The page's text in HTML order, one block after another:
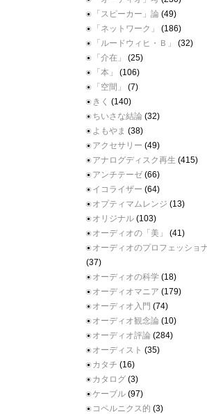
「スピーカー」論 (49)
「ネットワーク」
(186)
「ルードウィヒ・Ｂ」
(32)
「介在」
(25)
「本」
(106)
「空間」
(7)
きく (140)
ちいさな結論 (32)
よもやま (38)
アクセサリー (49)
アナログディスク再生 (415)
アンチテーゼ (66)
イコライザー (64)
オプティマムレンジ (13)
オリジナル (103)
オーディオの「美」
(41)
オーディオのプロフェッショ
(37)
オーディオの科学 (18)
オーディオマニア (179)
オーディオ入門 (74)
オーディオ観念論 (10)
オーディオ評論 (284)
オーディスト (35)
カタチ (16)
カタログ (3)
ケーブル (97)
コペルニクス的 (3)